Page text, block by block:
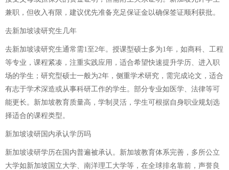
兼职，但收入有限，建议优先准备充足保证金以确保签证顺利获批。
去新加坡读研究生几年
去新加坡读研究生通常需1至2年。授课型硕士多为1年，如商科、工程
等专业，课程紧凑，注重实践应用，适合希望快速提升学历、进入职
场的学生；研究型硕士一般为2年，侧重学术研究，需完成论文，适合
有志于学术深造或从事科研工作的学生。部分专业如医学、法律等可
能更长。新加坡教育质量高，学制灵活，学生可根据自身职业规划选
择适合的课程类型。
新加坡读研国内承认学历吗
新加坡读研学历在国内普遍被承认。新加坡教育体系完善，多所公立
大学如新加坡国立大学、南洋理工大学等，在全球排名靠前，声誉良